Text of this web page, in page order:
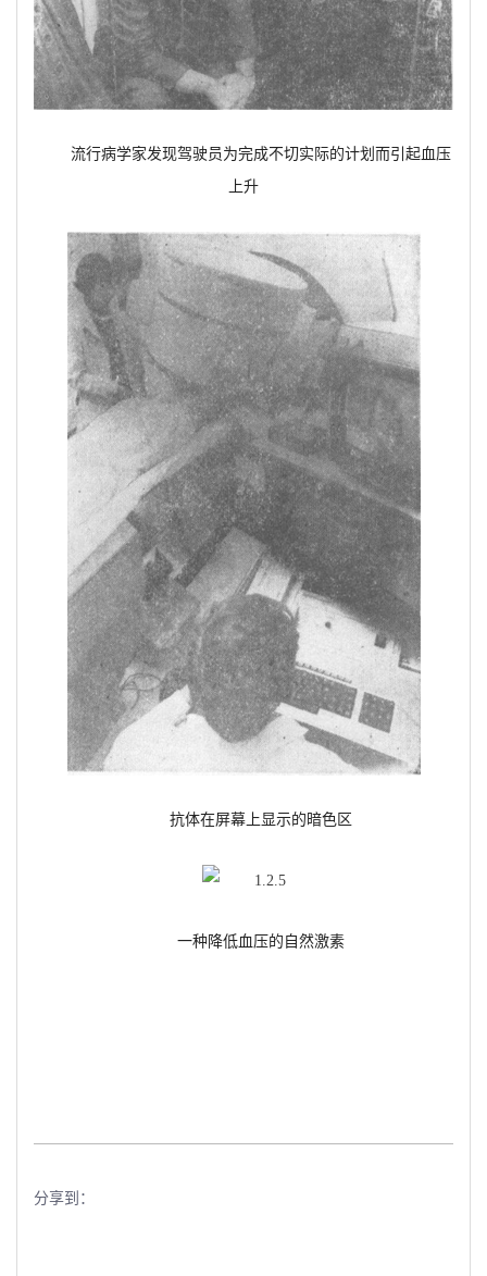
流行病学家发现驾驶员为完成不切实际的计划而引起血压
上升
抗体在屏幕上显示的暗色区
一种降低血压的自然激素
分享到：